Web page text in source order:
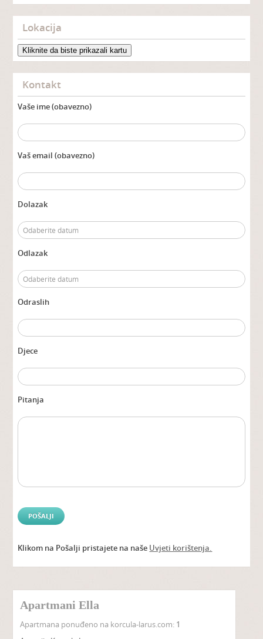
Lokacija
Kliknite da biste prikazali kartu
Kontakt
Vaše ime (obavezno)
Vaš email (obavezno)
Dolazak
Odlazak
Odraslih
Djece
Pitanja
Klikom na Pošalji pristajete na naše Uvjeti korištenja.
Apartmani Ella
Apartmana ponuđeno na korcula-larus.com: 1